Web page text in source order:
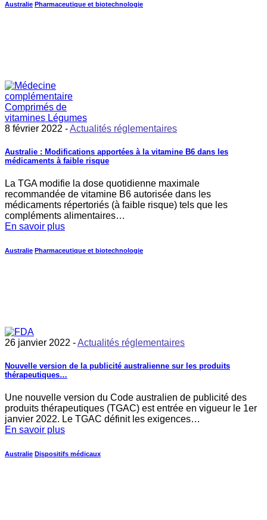
Australie Pharmaceutique et biotechnologie
8 février 2022 -Actualités réglementaires
Australie : Modifications apportées à la vitamine B6 dans les
médicaments à faible risque
La TGA modifie la dose quotidienne maximale
recommandée de vitamine B6 autorisée dans les
médicaments répertoriés (à faible risque) tels que les
compléments alimentaires…
En savoir plus
Australie Pharmaceutique et biotechnologie
26 janvier 2022 -Actualités réglementaires
Nouvelle version de la publicité australienne sur les produits
thérapeutiques…
Une nouvelle version du Code australien de publicité des
produits thérapeutiques (TGAC) est entrée en vigueur le 1er
janvier 2022. Le TGAC définit les exigences…
En savoir plus
Australie Dispositifs médicaux